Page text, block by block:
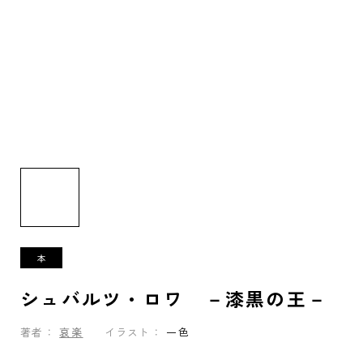
シュバルツ・ロワ －漆黒の王－
著者： 哀楽 イラスト： 一色